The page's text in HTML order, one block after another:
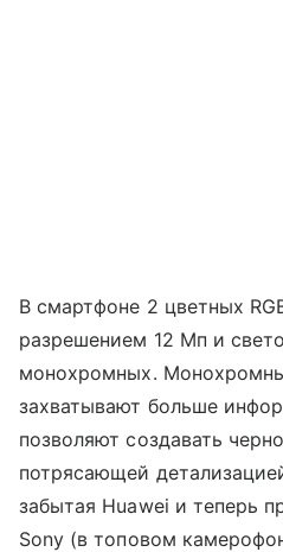
В смартфоне 2 цветных
разрешением 12 Мп и
монохромных.
захватывают больше
позволяют создавать
потрясающей
забытая Huawei и теперь
Sony (в топовом